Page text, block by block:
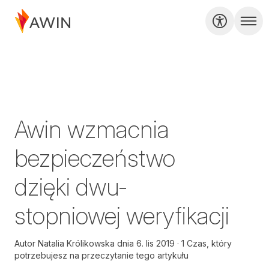
Awin wzmacnia
bezpieczeństwo
dzięki dwu-
stopniowej weryfikacji
Autor Natalia Królikowska dnia 6. lis 2019
1 Czas, który
potrzebujesz na przeczytanie tego artykułu